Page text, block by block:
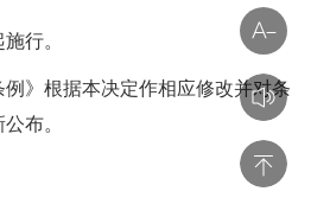
行。
》根据本决定作相应修改并对条
布。